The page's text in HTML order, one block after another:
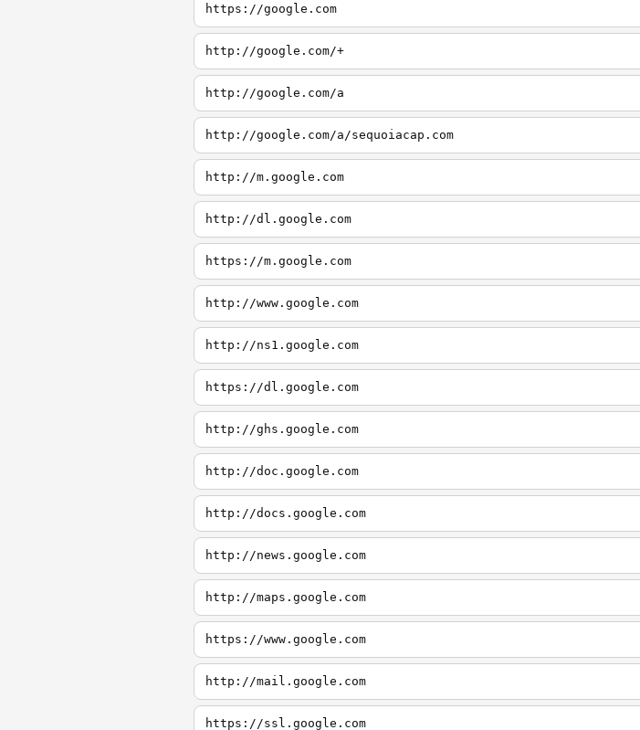
https://google.com
http://google.com/+
http://google.com/a
http://google.com/a/sequoiacap.com
http://m.google.com
http://dl.google.com
https://m.google.com
http://www.google.com
http://ns1.google.com
https://dl.google.com
http://ghs.google.com
http://doc.google.com
http://docs.google.com
http://news.google.com
http://maps.google.com
https://www.google.com
http://mail.google.com
https://ssl.google.com